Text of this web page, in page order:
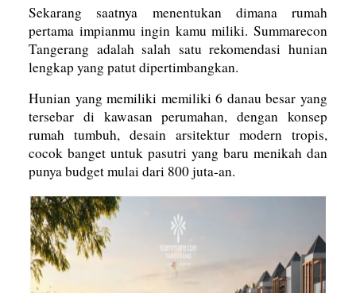
Sekarang saatnya menentukan dimana rumah
pertama impianmu ingin kamu miliki. Summarecon
Tangerang adalah salah satu rekomendasi hunian
lengkap yang patut dipertimbangkan.
Hunian yang memiliki memiliki 6 danau besar yang
tersebar di kawasan perumahan, dengan konsep
rumah tumbuh, desain arsitektur modern tropis,
cocok banget untuk pasutri yang baru menikah dan
punya budget mulai dari 800 juta-an.